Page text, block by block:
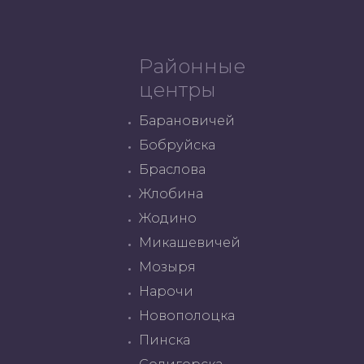
Районные
центры
Барановичей
Бобруйска
Браслова
Жлобина
Жодино
Микашевичей
Мозыря
Нарочи
Новополоцка
Пинска